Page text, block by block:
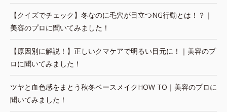
【クイズでチェック】冬なのに毛穴が目立つNG行動とは！？｜
美容のプロに聞いてみました！
【原因別に解説！】正しいクマケアで明るい目元に！｜美容のプ
ロに聞いてみました！
ツヤと血色感をまとう秋冬ベースメイクHOW TO｜美容のプロに
聞いてみました！